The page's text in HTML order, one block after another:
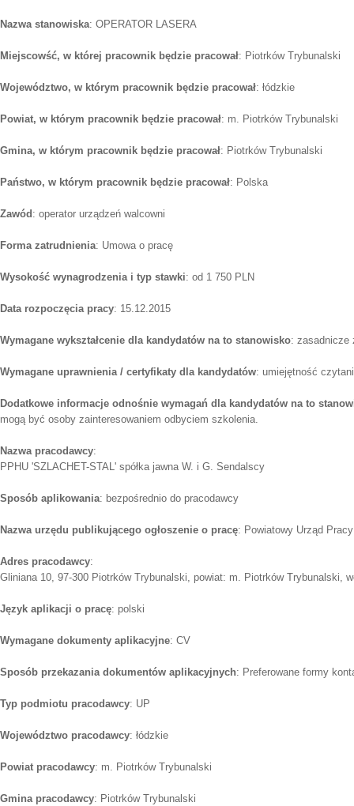
Nazwa stanowiska: OPERATOR LASERA
Miejscowść, w której pracownik będzie pracował: Piotrków Trybunalski
Województwo, w którym pracownik będzie pracował: łódzkie
Powiat, w którym pracownik będzie pracował: m. Piotrków Trybunalski
Gmina, w którym pracownik będzie pracował: Piotrków Trybunalski
Państwo, w którym pracownik będzie pracował: Polska
Zawód : operator urządzeń walcowni
Forma zatrudnienia: Umowa o pracę
Wysokość wynagrodzenia i typ stawki: od 1 750 PLN
Data rozpoczęcia pracy: 15.12.2015
Wymagane wykształcenie dla kandydatów na to stanowisko: zasadnicze
Wymagane uprawnienia / certyfikaty dla kandydatów: umiejętność
Dodatkowe informacje odnośnie wymagań dla kandydatów na to
mogą być osoby zainteresowaniem odbyciem szkolenia.
Nazwa pracodawcy:
PPHU 'SZLACHET-STAL' spółka jawna W. i G. Sendalscy
Sposób aplikowania: bezpośrednio do pracodawcy
Nazwa urzędu publikującego ogłoszenie o pracę: Powiatowy Urząd
Adres pracodawcy:
Gliniana 10, 97-300 Piotrków Trybunalski, powiat: m. Piotrków Trybunalski,
Język aplikacji o pracę: polski
Wymagane dokumenty aplikacyjne: CV
Sposób przekazania dokumentów aplikacyjnych: Preferowane formy
Typ podmiotu pracodawcy: UP
Województwo pracodawcy: łódzkie
Powiat pracodawcy: m. Piotrków Trybunalski
Gmina pracodawcy: Piotrków Trybunalski